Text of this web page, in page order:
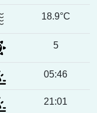
18.9°C
5
05:46
21:01